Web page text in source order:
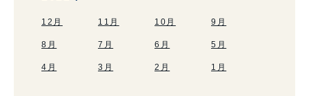
12月 11月 10月 9月
8月 7月 6月 5月
4月 3月 2月 1月